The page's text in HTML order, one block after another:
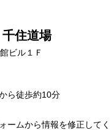
住道場
ビル１Ｆ
ら徒歩約10分
ームから情報を修正してく